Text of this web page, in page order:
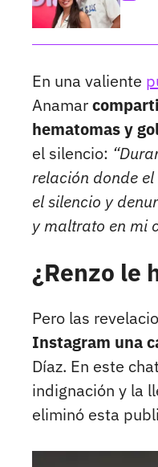
En una valiente
Anamar
hematomas y
el silencio:
relación donde
el silencio y
y maltrato en mi
¿Renzo le
Pero las
Instagram una
Díaz. En este
indignación y la
eliminó esta